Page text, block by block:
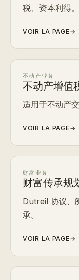
税、资本利得。
VOIR LA PAGE→
不动产业务
不动产增值
适用于不动产
VOIR LA PAGE→
财富业务
财富传承规
Dutreil 协议、
承。
VOIR LA PAGE→